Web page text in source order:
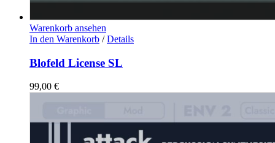
Warenkorb ansehen
In den Warenkorb / Details
Blofeld License SL
99,00 €